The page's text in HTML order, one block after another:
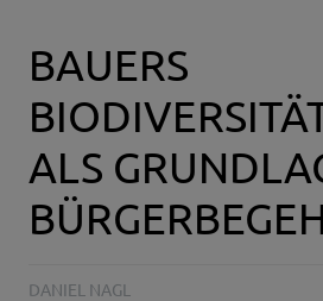
BAUERS
ALS
DANIEL NAGL